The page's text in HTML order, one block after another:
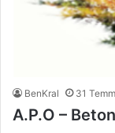
BenKral 31
A.P.O –